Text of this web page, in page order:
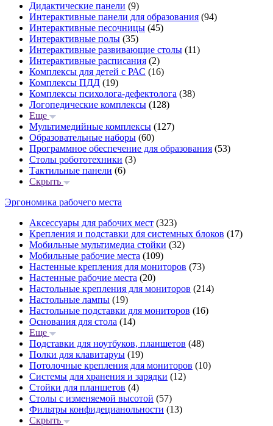
Дидактические панели (9)
Интерактивные панели для образования (94)
Интерактивные песочницы (45)
Интерактивные полы (35)
Интерактивные развивающие столы (11)
Интерактивные расписания (2)
Комплексы для детей с РАС (16)
Комплексы ПДД (19)
Комплексы психолога-дефектолога (38)
Логопедические комплексы (128)
Еще
Мультимедийные комплексы (127)
Образовательные наборы (60)
Программное обеспечение для образования (53)
Столы робототехники (3)
Тактильные панели (6)
Скрыть
Эргономика рабочего места
Аксессуары для рабочих мест (323)
Крепления и подставки для системных блоков (17)
Мобильные мультимедиа стойки (32)
Мобильные рабочие места (109)
Настенные крепления для мониторов (73)
Настенные рабочие места (20)
Настольные крепления для мониторов (214)
Настольные лампы (19)
Настольные подставки для мониторов (16)
Основания для стола (14)
Еще
Подставки для ноутбуков, планшетов (48)
Полки для клавитаруы (19)
Потолочные крепления для мониторов (10)
Системы для хранения и зарядки (12)
Стойки для планшетов (4)
Столы с изменяемой высотой (57)
Фильтры конфидецианольности (13)
Скрыть